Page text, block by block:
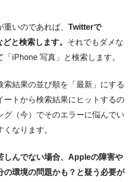
いのであれば、 Twitterで
と検索します。 それでもダメな
iPhone 写真」と検索します。
索結果の並び順を「最新」にする
ートから検索結果にヒットするの
グ（今）でそのエラーに悩んでい
なります。
しんでない場合、Appleの障害や
の環境の問題かも？と疑う必要が